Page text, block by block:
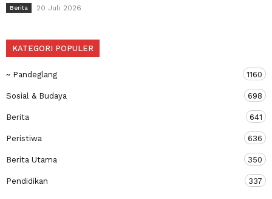
Berita 20 Juli 2026
KATEGORI POPULER
~ Pandeglang 1160
Sosial & Budaya 698
Berita 641
Peristiwa 636
Berita Utama 350
Pendidikan 337